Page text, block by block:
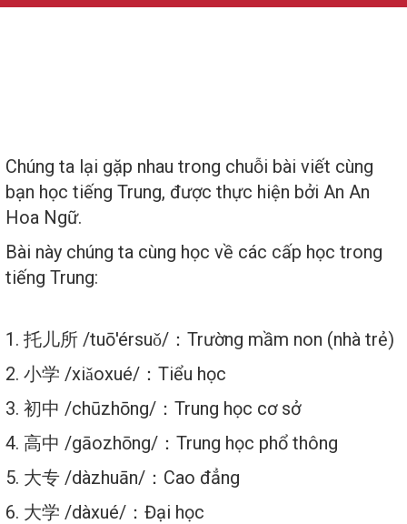
Chúng ta lại gặp nhau trong chuỗi bài viết cùng
bạn học tiếng Trung, được thực hiện bởi An An
Hoa Ngữ.
Bài này chúng ta cùng học về các cấp học trong
tiếng Trung:
1. 托儿所 /tuō'érsuǒ/：Trường mầm non (nhà trẻ)
2. 小学 /xiǎoxué/：Tiểu học
3. 初中 /chūzhōng/：Trung học cơ sở
4. 高中 /gāozhōng/：Trung học phổ thông
5. 大专 /dàzhuān/：Cao đẳng
6. 大学 /dàxué/：Đại học